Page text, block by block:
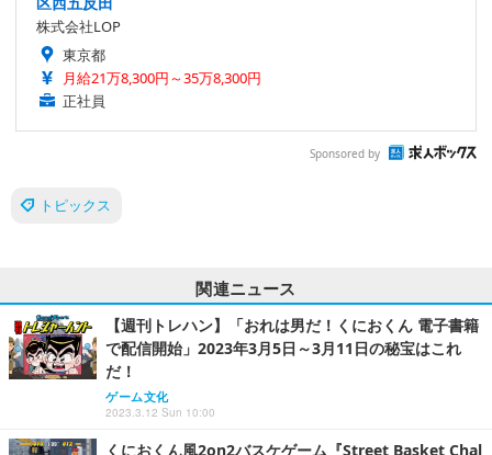
株式会社LOP
東京都
月給21万8,300円～35万8,300円
正社員
Sponsored by
トピックス
関連ニュース
【週刊トレハン】「おれは男だ！くにおくん 電子書籍
で配信開始」2023年3月5日～3月11日の秘宝はこれ
だ！
ゲーム文化
2023.3.12 Sun 10:00
くにおくん風2on2バスケゲーム『Street Basket Chal